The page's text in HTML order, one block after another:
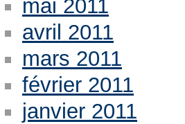
mai 2011
avril 2011
mars 2011
février 2011
janvier 2011